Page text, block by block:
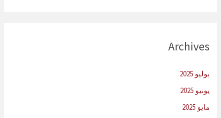
Archives
يوليو 2025
يونيو 2025
مايو 2025